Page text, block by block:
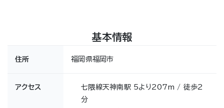
基本情報
住所 福岡県福岡市
アクセス
七隈線天神南駅 5より207m / 徒歩2
分